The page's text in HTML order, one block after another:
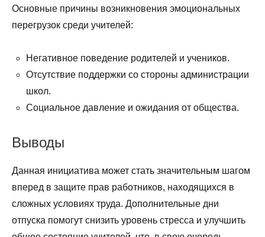
Основные причины возникновения эмоциональных
перегрузок среди учителей:
Негативное поведение родителей и учеников.
Отсутствие поддержки со стороны администрации
школ.
Социальное давление и ожидания от общества.
Выводы
Данная инициатива может стать значительным шагом
вперед в защите прав работников, находящихся в
сложных условиях труда. Дополнительные дни
отпуска помогут снизить уровень стресса и улучшить